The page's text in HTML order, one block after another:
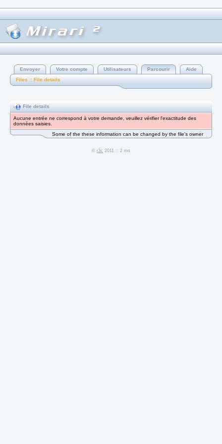
Envoyer Votre compte Utilisateurs Parcourir
Aide
Files :: File details
File details
Aucune entrée ne correspond à votre demande, veuillez vérifier l'exactitude des
données saisies.
Some of the these information can be changed by the file's owner
© r3c 2011 :: 2 ms